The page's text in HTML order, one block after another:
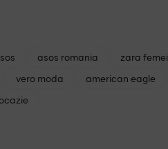
asos romania zara femei
vero moda american eagle